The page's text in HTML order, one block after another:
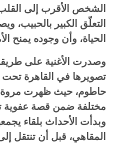
الشخص الأقرب إلى
التعلّق الكبير بالحبيب،
الحياة، وأن وجوده يمنح
وصدرت الأغنية على
تصويرها في القاهرة تحت
حاطوم، حيث ظهرت مروة
مختلفة ضمن قصة عفوية
وبدأت الأحداث بلقاء
المقاهي، قبل أن تنتقل